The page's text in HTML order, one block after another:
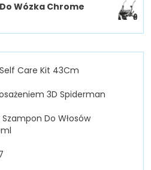
Wózka Chrome
Care Kit 43Cm
3D Spiderman
Do Włosów